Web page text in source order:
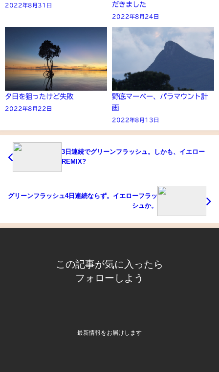
2022年8月31日
だきました
2022年8月24日
夕日を狙ったけど失敗
2022年8月22日
野底マーペー、パラマウント計
画
2022年8月13日
3日連続でグリーンフラッシュ。しかも、イエロー
REMIX?
グリーンフラッシュ4日連続ならず。イエローフラッ
シュか。
この記事が気に入ったら
フォローしよう
最新情報をお届けします